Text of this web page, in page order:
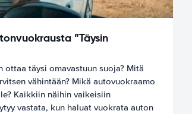
”Täysin
ottaa täysi omavastuun suoja? Mitä
vähintään? Mikä autovuokraamo
Kaikkiin näihin vaikeisiin
vastata, kun haluat vuokrata auton